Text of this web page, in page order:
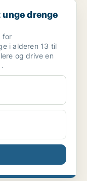
på deres iv...
drenge
for
i alderen 13 til
og drive en